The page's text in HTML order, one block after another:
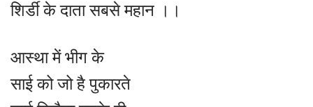
शिर्डी के दाता सबसे महान ।।
आस्था में भीग के
साई को जो है पुकारते